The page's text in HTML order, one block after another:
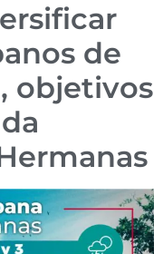
de
objetivos